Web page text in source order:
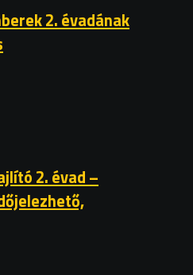
2. évadának
2. évad –